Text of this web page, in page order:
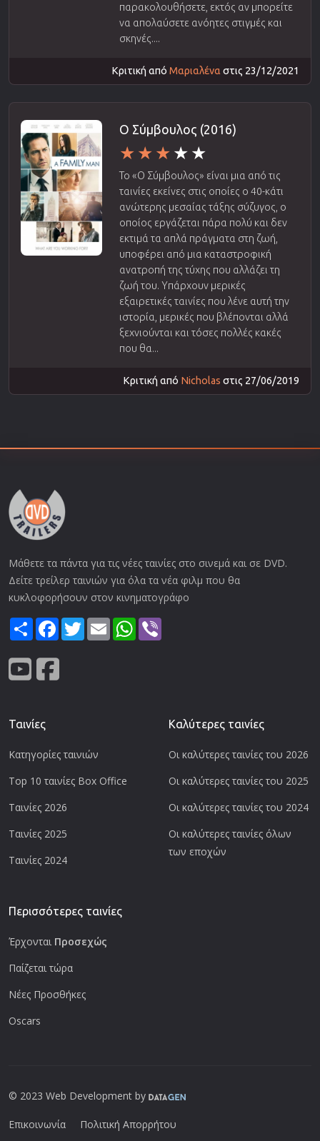
παρακολουθήσετε, εκτός αν μπορείτε
να απολαύσετε ανόητες στιγμές και
σκηνές....
Κριτική από Μαριαλένα στις 23/12/2021
Ο Σύμβουλος (2016)
Το «Ο Σύμβουλος» είναι μια από τις
ταινίες εκείνες στις οποίες ο 40-κάτι
ανώτερης μεσαίας τάξης σύζυγος, ο
οποίος εργάζεται πάρα πολύ και δεν
εκτιμά τα απλά πράγματα στη ζωή,
υποφέρει από μια καταστροφική
ανατροπή της τύχης που αλλάζει τη
ζωή του. Υπάρχουν μερικές
εξαιρετικές ταινίες που λένε αυτή την
ιστορία, μερικές που βλέπονται αλλά
ξεχνιούνται και τόσες πολλές κακές
που θα...
Κριτική από Nicholas στις 27/06/2019
Μάθετε τα πάντα για τις νέες ταινίες στο σινεμά και σε DVD.
Δείτε τρείλερ ταινιών για όλα τα νέα φιλμ που θα
κυκλοφορήσουν στον κινηματογράφο
ShareFacebook
TwitterEmail WhatsApp
Ταινίες
Κατηγορίες ταινιών
Top 10 ταινίες Box Office
Ταινίες 2026
Ταινίες 2025
Ταινίες 2024
Καλύτερες ταινίες
Οι καλύτερες ταινίες του 2026
Οι καλύτερες ταινίες του 2025
Οι καλύτερες ταινίες του 2024
Οι καλύτερες ταινίες όλων
των εποχών
Περισσότερες ταινίες
Έρχονται Προσεχώς
Παίζεται τώρα
Νέες Προσθήκες
Oscars
© 2023 Web Development by
Επικοινωνία Πολιτική Απορρήτου